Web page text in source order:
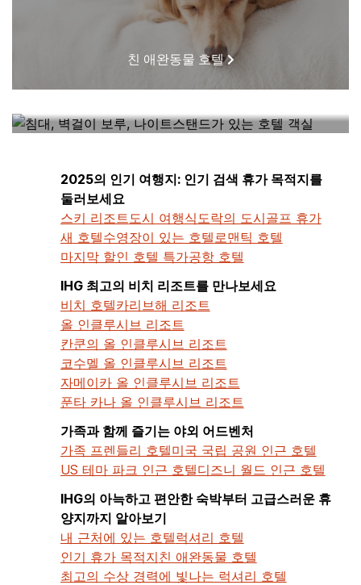
친 애완동물 호텔
2025의 인기 여행지: 인기 검색 휴가 목적지를
둘러보세요
스키 리조트 도시 여행식도락의 도시골프 휴가
새 호텔수영장이 있는 호텔 로맨틱 호텔
마지막 할인 호텔 특가공항 호텔
IHG 최고의 비치 리조트를 만나보세요
비치 호텔카리브해 리조트
올 인클루시브 리조트
칸쿤의 올 인클루시브 리조트
코수멜 올 인클루시브 리조트
자메이카 올 인클루시브 리조트
푼타 카나 올 인클루시브 리조트
가족과 함께 즐기는 야외 어드벤처
가족 프렌들리 호텔미국 국립 공원 인근 호텔
US 테마 파크 인근 호텔디즈니 월드 인근 호텔
IHG의 아늑하고 편안한 숙박부터 고급스러운 휴
양지까지 알아보기
내 근처에 있는 호텔럭셔리 호텔
인기 휴가 목적지친 애완동물 호텔
최고의 수상 경력에 빛나는 럭셔리 호텔